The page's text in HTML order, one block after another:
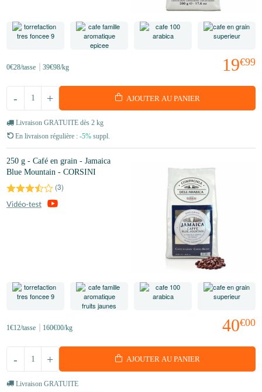
19€99
0€28/tasse 39€98/kg
+
- AJOUTER AU PANIER
Livraison GRATUITE dès 2 kg
En livraison régulière : -5% suppl.
250 g - Café en grain - Jamaica
Blue Mountain - CORSINI
(3)
40€00
1€12/tasse 160€00/kg
+
- AJOUTER AU PANIER
Livraison GRATUITE